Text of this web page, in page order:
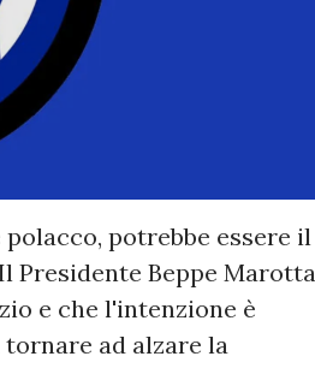
potrebbe essere il
Presidente Beppe Marotta
e che l'intenzione è
ad alzare la